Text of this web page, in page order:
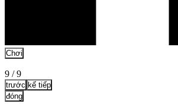
Chơi
9 /9
trước kế tiếp
đóng